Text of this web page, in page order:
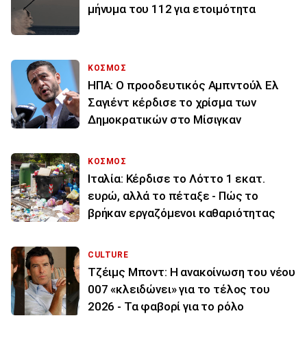
μήνυμα του 112 για ετοιμότητα
ΚΟΣΜΟΣ
ΗΠΑ: Ο προοδευτικός Αμπντούλ Ελ
Σαγιέντ κέρδισε το χρίσμα των
Δημοκρατικών στο Μίσιγκαν
ΚΟΣΜΟΣ
Ιταλία: Κέρδισε το Λόττο 1 εκατ.
ευρώ, αλλά το πέταξε - Πώς το
βρήκαν εργαζόμενοι καθαριότητας
CULTURE
Τζέιμς Μποντ: Η ανακοίνωση του νέου
007 «κλειδώνει» για το τέλος του
2026 - Τα φαβορί για το ρόλο